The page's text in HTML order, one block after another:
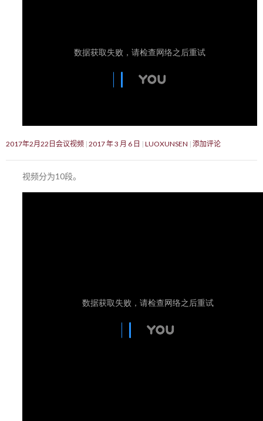
2017年2月22日会议视频 2017 年 3 月 6 日 LUOXUNSEN 添加评论
视频分为10段。